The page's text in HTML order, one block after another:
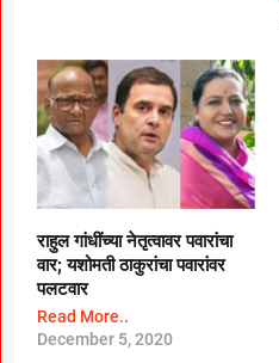
राहुल गांधींच्या नेतृत्वावर पवारांचा
वार; यशोमती ठाकुरांचा पवारांवर
पलटवार
Read More..
December 5, 2020